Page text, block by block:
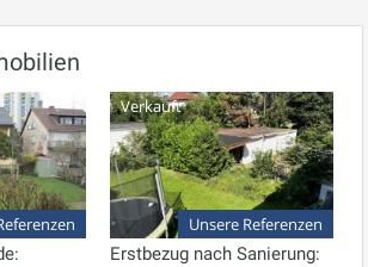
Verkauft
Unsere Referenzen
Erstbezug nach Sanierung: